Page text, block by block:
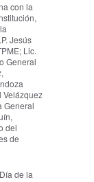
con la
Jesús
Lic.
General
Velázquez
General
del
de
de la